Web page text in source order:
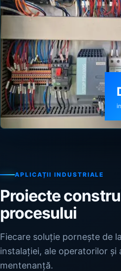
APLICAȚII INDUSTRIALE
Proiecte
procesului
Fiecare soluție pornește de
instalației, ale operatorilor și
mentenanță.